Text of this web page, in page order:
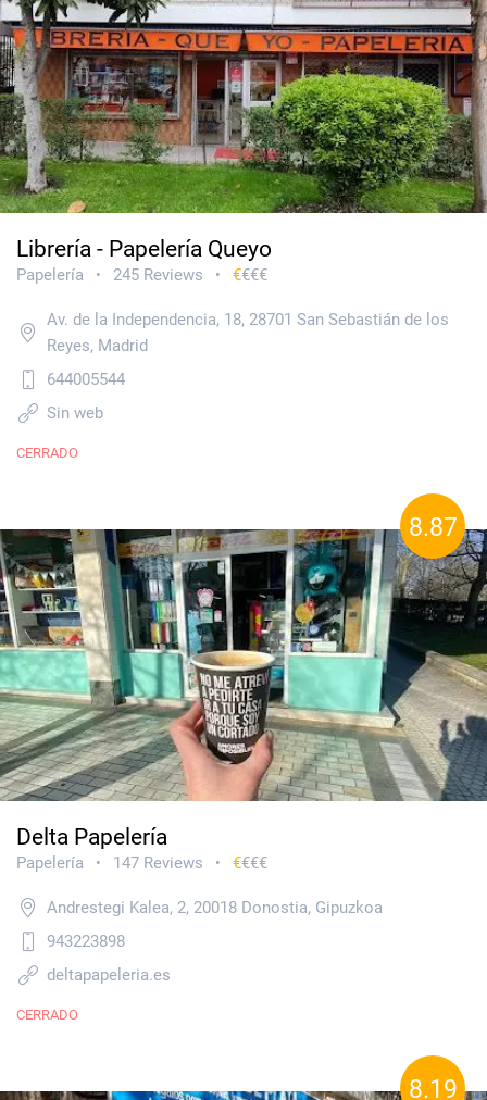
Librería - Papelería Queyo
Papelería • 245 Reviews • €€€€
Av. de la Independencia, 18, 28701 San Sebastián de los
Reyes, Madrid
644005544
Sin web
CERRADO
8.87
Delta Papelería
Papelería • 147 Reviews • €€€€
Andrestegi Kalea, 2, 20018 Donostia, Gipuzkoa
943223898
deltapapeleria.es
CERRADO
8.19